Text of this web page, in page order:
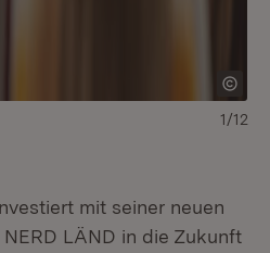
1/12
mit seiner neuen
LÄND in die Zukunft